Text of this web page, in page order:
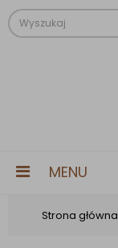
MENU
Strona główna